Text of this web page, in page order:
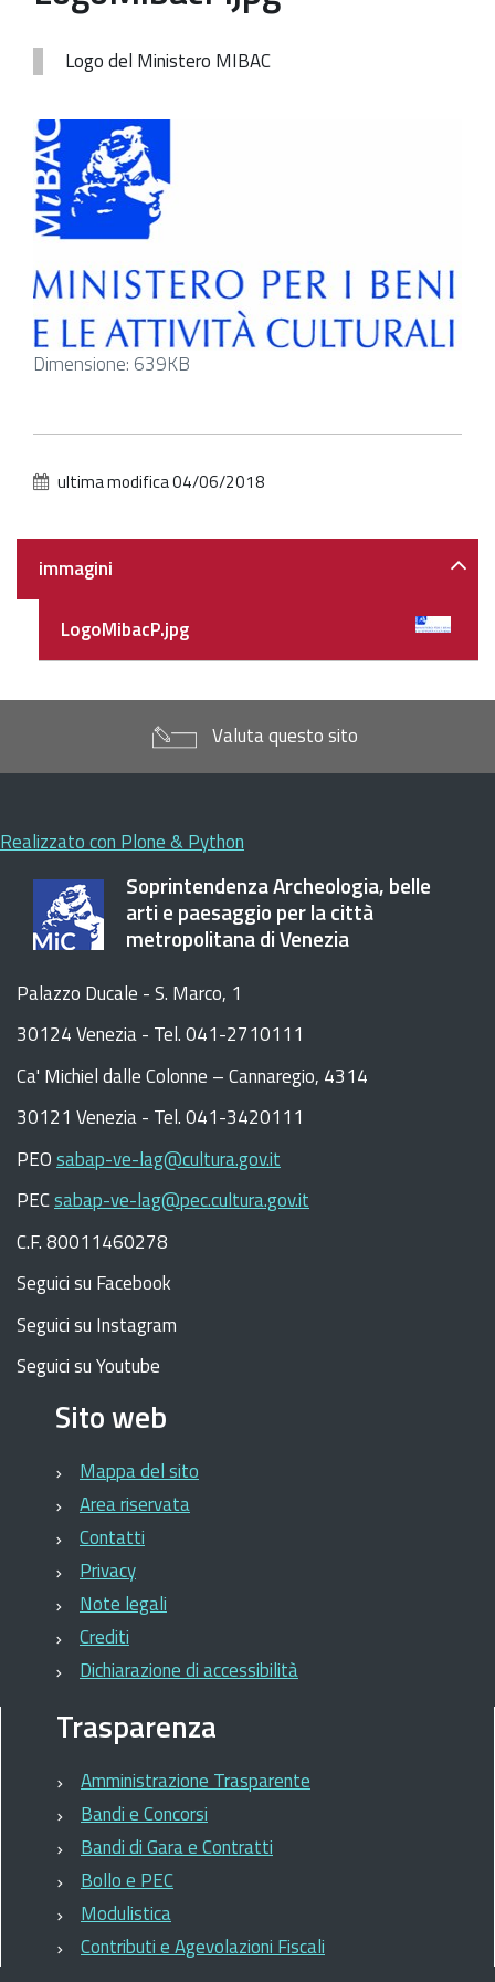
Logo del Ministero MIBAC
Clicca
alle
Dimensione: 639KB
ultima modifica04/06/2018
Navigazione
immagini
LogoMibacP.jpg
Valuta questo sito
Realizzato con Plone & Python
Soprintendenza Archeologia, belle
arti e paesaggio per la città
metropolitana di Venezia
Palazzo Ducale - S. Marco, 1
30124 Venezia - Tel. 041-2710111
Ca' Michiel dalle Colonne – Cannaregio, 4314
30121 Venezia - Tel. 041-3420111
PEOsabap-ve-lag@cultura.gov.it
PECsabap-ve-lag@pec.cultura.gov.it
C.F. 80011460278
Seguici su Facebook
Seguici su Instagram
Seguici su Youtube
Sito web
Mappa del sito
Area riservata
Contatti
Privacy
Note legali
Crediti
Dichiarazione di accessibilità
Trasparenza
Amministrazione Trasparente
Bandi e Concorsi
Bandi di Gara e Contratti
Bollo e PEC
Modulistica
Contributi e Agevolazioni Fiscali